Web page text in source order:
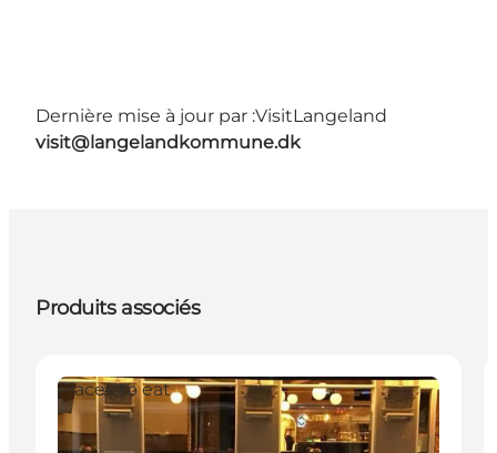
Dernière mise à jour par :VisitLangeland
visit@langelandkommune.dk
Produits associés
Places to eat